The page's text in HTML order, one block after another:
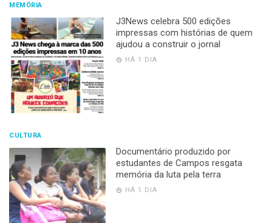
MEMÓRIA
J3News celebra 500 edições
impressas com histórias de quem
ajudou a construir o jornal
HÁ 1 DIA
CULTURA
Documentário produzido por
estudantes de Campos resgata
memória da luta pela terra
HÁ 1 DIA